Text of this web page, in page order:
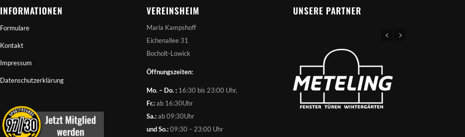
INFORMATIONEN
Formulare
Kontakt
Impressum
Datenschutzerklärung
VEREINSHEIM
Maria Kampshoff
Eichenallee 31
Bocholt-Lowick
Öffnungszeiten:
Mo. – Do. : 16:30 bis 23:00 Uhr,
Fr.:ab 16:30Uhr
Sa.:ab 09:30Uhr
und So.:09:30 – 23:00 Uhr
UNSERE PARTNER